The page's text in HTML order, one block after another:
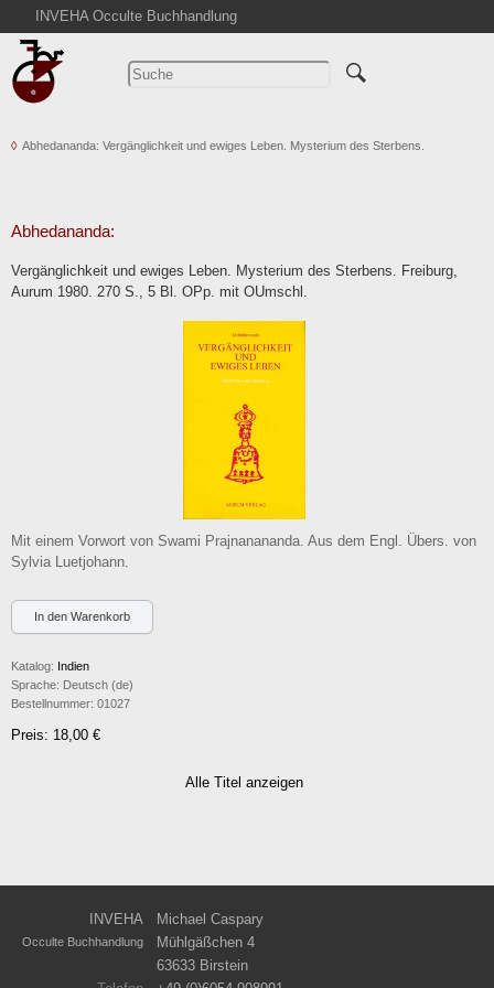
INVEHA Occulte Buchhandlung
Startseite
Detailsuche
Warenkorb
Kontakt
Abhedananda: Vergänglichkeit und ewiges Leben. Mysterium des Sterbens.
Abhedananda:
Vergänglichkeit und ewiges Leben. Mysterium des Sterbens. Freiburg,
Aurum 1980. 270 S., 5 Bl. OPp. mit OUmschl.
Mit einem Vorwort von Swami Prajnanananda. Aus dem Engl. Übers. von
Sylvia Luetjohann.
Katalog: Indien
Sprache: Deutsch (de)
Bestellnummer: 01027
Preis: 18,00 €
Alle Titel anzeigen
INVEHA Michael Caspary
Occulte Buchhandlung
Mühlgäßchen 4
63633 Birstein